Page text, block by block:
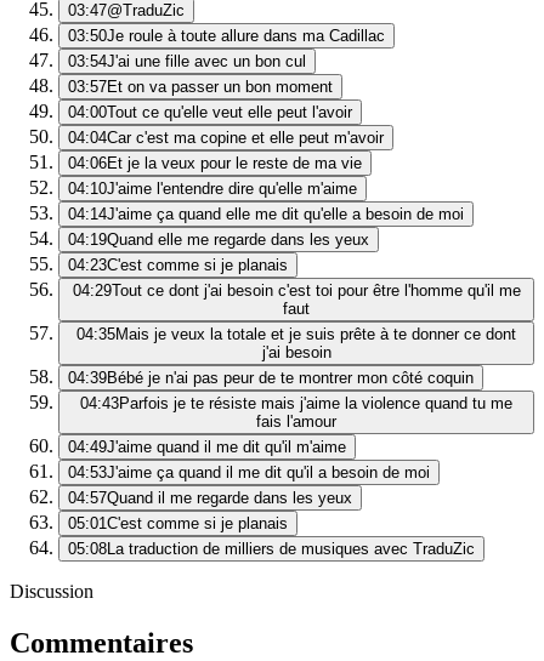
03:47@TraduZic
03:50Je roule à toute allure dans ma Cadillac
03:54J'ai une fille avec un bon cul
03:57Et on va passer un bon moment
04:00Tout ce qu'elle veut elle peut l'avoir
04:04Car c'est ma copine et elle peut m'avoir
04:06Et je la veux pour le reste de ma vie
04:10J'aime l'entendre dire qu'elle m'aime
04:14J'aime ça quand elle me dit qu'elle a besoin de moi
04:19Quand elle me regarde dans les yeux
04:23C'est comme si je planais
04:29Tout ce dont j'ai besoin c'est toi pour être l'homme qu'il me
faut
04:35Mais je veux la totale et je suis prête à te donner ce dont
j'ai besoin
04:39Bébé je n'ai pas peur de te montrer mon côté coquin
04:43Parfois je te résiste mais j'aime la violence quand tu me
fais l'amour
04:49J'aime quand il me dit qu'il m'aime
04:53J'aime ça quand il me dit qu'il a besoin de moi
04:57Quand il me regarde dans les yeux
05:01C'est comme si je planais
05:08La traduction de milliers de musiques avec TraduZic
Discussion
Commentaires